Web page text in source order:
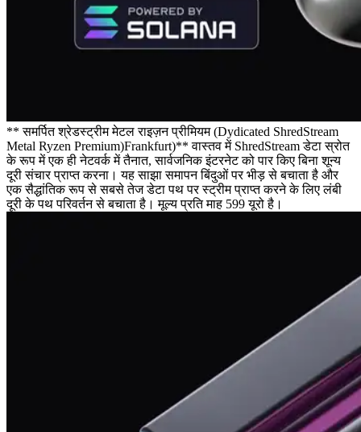
** समर्पित श्रेडस्ट्रीम मेटल राइज़न प्रीमियम (Dydicated ShredStream
Metal Ryzen Premium)Frankfurt)** वास्तव में ShredStream डेटा स्रोत
के रूप में एक ही नेटवर्क में तैनात, सार्वजनिक इंटरनेट को पार किए बिना शून्य
दूरी संचार प्राप्त करना। यह साझा समापन बिंदुओं पर भीड़ से बचाता है और
एक सैद्धांतिक रूप से सबसे तेज डेटा पथ पर स्ट्रीम प्राप्त करने के लिए लंबी
दूरी के पथ परिवर्तन से बचाता है। मूल्य प्रति माह 599 यूरो है।